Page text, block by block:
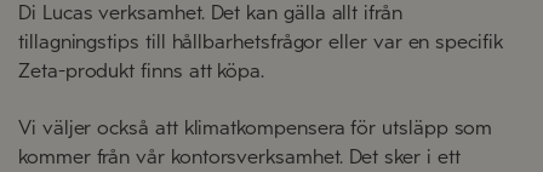
Di Lucas verksamhet. Det kan gälla allt ifrån
tillagningstips till hållbarhetsfrågor eller var en specifik
Zeta-produkt finns att köpa.
Vi väljer också att klimatkompensera för utsläpp som
kommer från vår kontorsverksamhet. Det sker i ett